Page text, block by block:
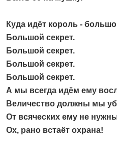
Куда идёт король -
Большой секрет.
Большой секрет.
Большой секрет.
Большой секрет.
А мы всегда идём ему
Величество должны мы
От всяческих ему не
Ох, рано встаёт охрана!